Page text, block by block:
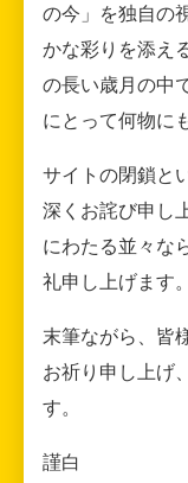
の今」を独自の
かな彩りを添え
の長い歳月の中
にとって何物に
サイトの閉鎖と
深くお詫び申し
にわたる並々な
礼申し上げます。
末筆ながら、皆
お祈り申し上げ
す。
謹白